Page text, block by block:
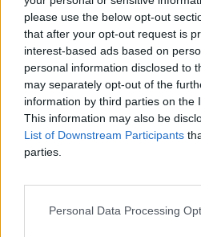
please use the below opt-out
that after your opt-out request is
interest-based ads based on
personal information disclosed to
may separately opt-out of the
information by third parties on the
This information may also be
List of Downstream Participants
parties.
Personal Data Processing
Uwe Boll na planie filmu „Dungeon Siege. W
zbudować napięcia, poprowadzić
podstawach inscenizacji. „Citizen